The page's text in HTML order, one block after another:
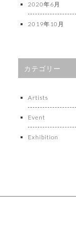
2020年6月
2019年10月
カテゴリー
Artists
Event
Exhibition